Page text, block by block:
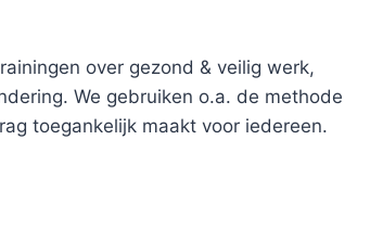
over gezond & veilig werk,
We gebruiken o.a. de methode
toegankelijk maakt voor iedereen.